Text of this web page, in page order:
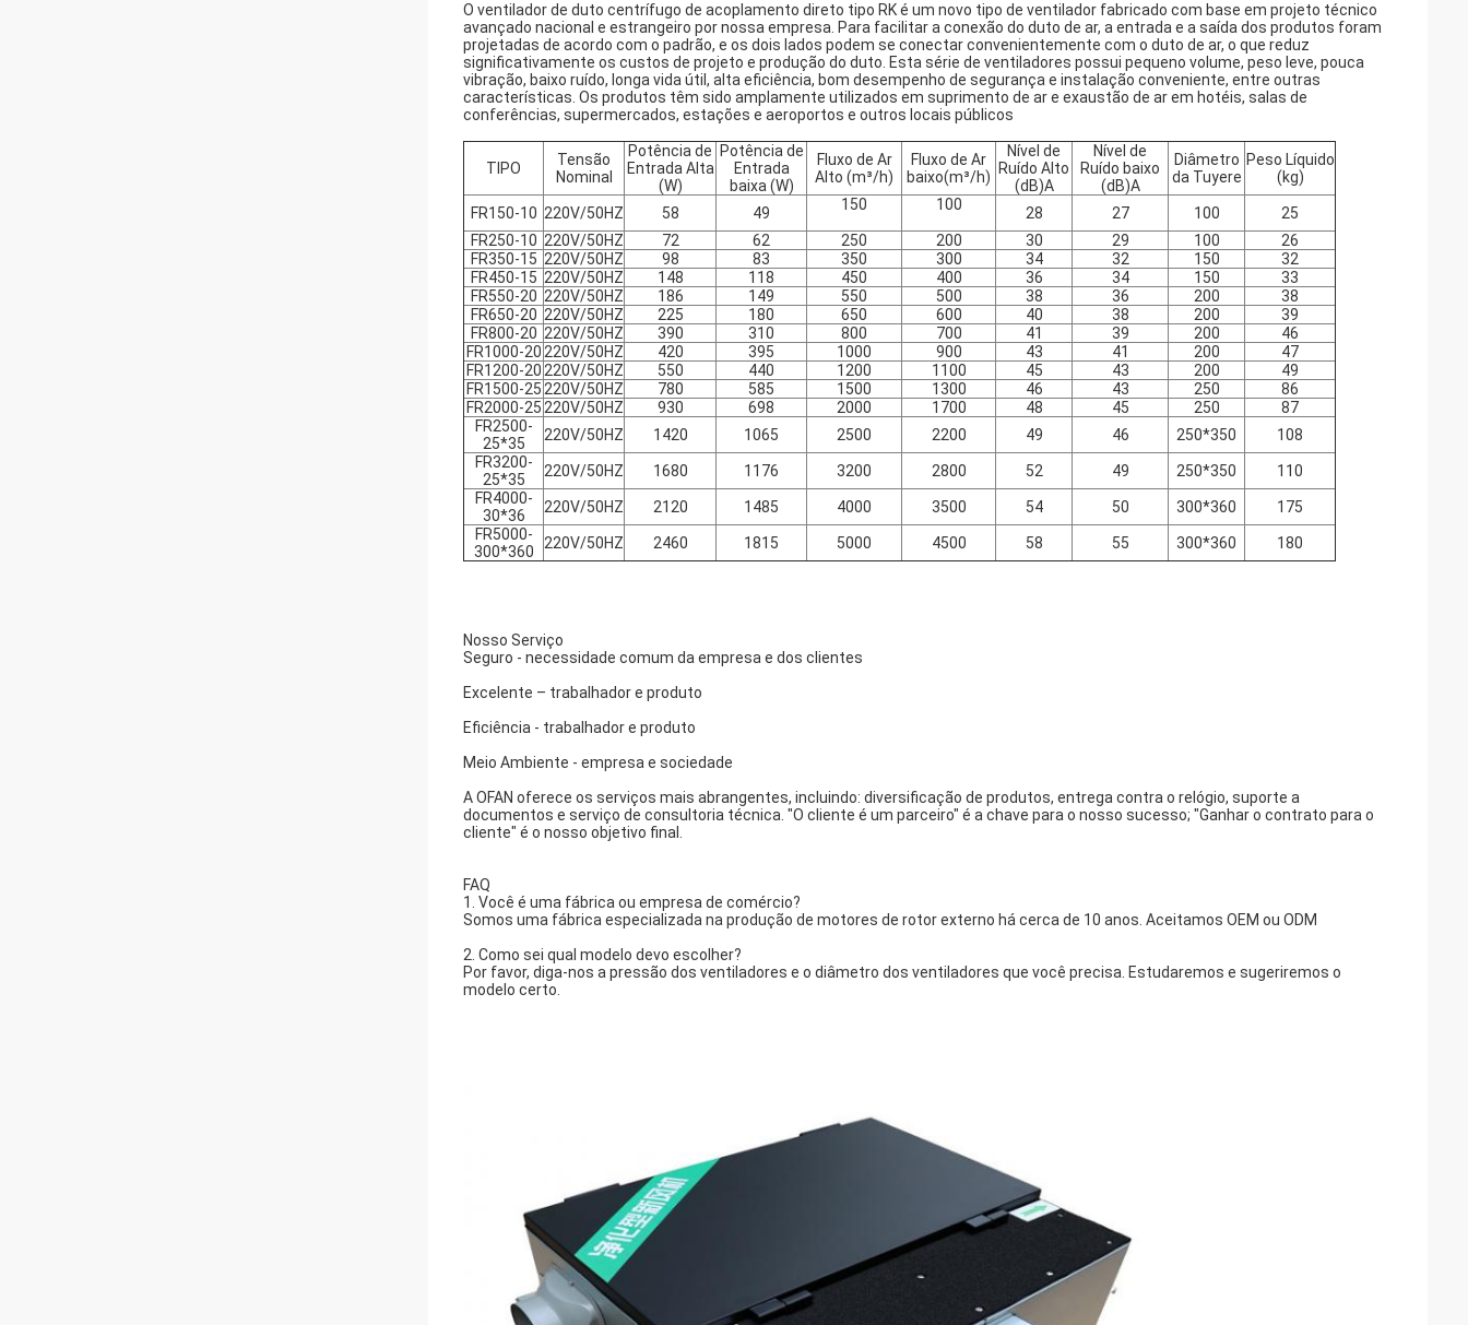
O ventilador de duto centrífugo de acoplamento direto tipo RK é um novo tipo de ventilador fabricado com base em projeto técnico
avançado nacional e estrangeiro por nossa empresa. Para facilitar a conexão do duto de ar, a entrada e a saída dos produtos foram
projetadas de acordo com o padrão, e os dois lados podem se conectar convenientemente com o duto de ar, o que reduz
significativamente os custos de projeto e produção do duto. Esta série de ventiladores possui pequeno volume, peso leve, pouca
vibração, baixo ruído, longa vida útil, alta eficiência, bom desempenho de segurança e instalação conveniente, entre outras
características. Os produtos têm sido amplamente utilizados em suprimento de ar e exaustão de ar em hotéis, salas de
conferências, supermercados, estações e aeroportos e outros locais públicos
TIPO
Tensão
Nominal
Potência de
Entrada Alta
(W)
Potência de
Entrada
baixa (W)
Fluxo de Ar
Alto (m³/h)
Fluxo de Ar
baixo(m³/h)
Nível de
Ruído Alto
(dB)A
Nível de
Ruído baixo
(dB)A
Diâmetro
da Tuyere
Peso Líquido
(kg)
FR150-10 220V/50HZ 58 49 150 100 28 27 100
25
FR250-10 220V/50HZ 72 62 250 200 30 29 100
26
FR350-15 220V/50HZ 98 83 350 300 34 32 150
32
FR450-15 220V/50HZ 148 118 450 400 36 34 150
33
FR550-20 220V/50HZ 186 149 550 500 38 36 200
38
FR650-20 220V/50HZ 225 180 650 600 40 38 200
39
FR800-20 220V/50HZ 390 310 800 700 41 39 200
46
FR1000-20 220V/50HZ 420 395 1000 900 43 41 200
47
FR1200-20 220V/50HZ 550 440 1200 1100 45 43 200
49
FR1500-25 220V/50HZ 780 585 1500 1300 46 43 250
86
FR2000-25 220V/50HZ 930 698 2000 1700 48 45 250
87
FR2500-
25*35
220V/50HZ 1420 1065 2500 2200 49 46 250*350
108
FR3200-
25*35
220V/50HZ 1680 1176 3200 2800 52 49 250*350
110
FR4000-
30*36
220V/50HZ 2120 1485 4000 3500 54 50 300*360
175
FR5000-
300*360
220V/50HZ 2460 1815 5000 4500 58 55 300*360 180
Nosso Serviço
Seguro - necessidade comum da empresa e dos clientes
Excelente – trabalhador e produto
Eficiência - trabalhador e produto
Meio Ambiente - empresa e sociedade
A OFAN oferece os serviços mais abrangentes, incluindo: diversificação de produtos, entrega contra o relógio, suporte a
documentos e serviço de consultoria técnica. "O cliente é um parceiro" é a chave para o nosso sucesso; "Ganhar o contrato para o
cliente" é o nosso objetivo final.
FAQ
1. Você é uma fábrica ou empresa de comércio?
Somos uma fábrica especializada na produção de motores de rotor externo há cerca de 10 anos. Aceitamos OEM ou ODM
2. Como sei qual modelo devo escolher?
Por favor, diga-nos a pressão dos ventiladores e o diâmetro dos ventiladores que você precisa. Estudaremos e sugeriremos o
modelo certo.